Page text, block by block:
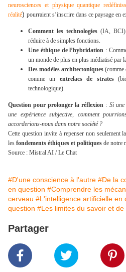
neurosciences et physique quantique
réalité) pourraient s’inscrire dans ce paysage en
Comment les technologies(IA,
réduire à de simples fonctions.
Une éthique de l’hybridation :
un monde de plus en plus médiatisé par
Des modèles architectoniques (comme
comme un entrelacs de strates
technologique).
Question pour prolonger la réflexion : Si
une expérience subjective, comment
accorderions-nous dans notre société ?
Cette question invite à repenser non seulement
les fondements éthiques et politiques de notre
Source : Mistral AI / Le Chat
#D'une conscience à l'autre #De la
en question #Comprendre les
cerveau #L'intelligence artificielle en
question #Les limites du savoir et
Partager